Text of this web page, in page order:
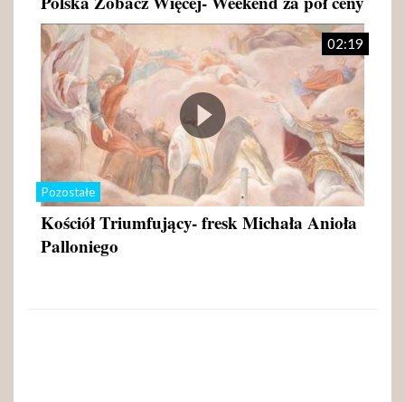
Pozostałe
02:19
Kościół Triumfujący- fresk Michała Anioła
Palloniego